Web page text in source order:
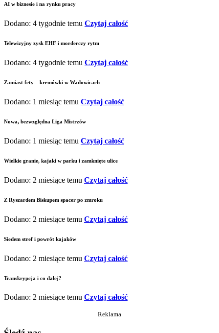
AI w biznesie i na rynku pracy
Dodano: 4 tygodnie temu Czytaj całość
Telewizyjny zysk EHF i morderczy rytm
Dodano: 4 tygodnie temu Czytaj całość
Zamiast fety – kremówki w Wadowicach
Dodano: 1 miesiąc temu Czytaj całość
Nowa, bezwzględna Liga Mistrzów
Dodano: 1 miesiąc temu Czytaj całość
Wielkie granie, kajaki w parku i zamknięte ulice
Dodano: 2 miesiące temu Czytaj całość
Z Ryszardem Biskupem spacer po zmroku
Dodano: 2 miesiące temu Czytaj całość
Siedem stref i powrót kajaków
Dodano: 2 miesiące temu Czytaj całość
Transkrypcja i co dalej?
Dodano: 2 miesiące temu Czytaj całość
Reklama